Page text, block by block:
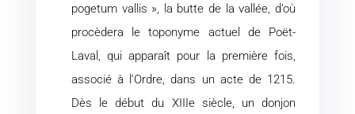
pogetum vallis », la butte de la vallée, d’où
procèdera le toponyme actuel de Poët-
Laval, qui apparaît pour la première fois,
associé à l’Ordre, dans un acte de 1215.
Dès le début du XIIIe siècle, un donjon